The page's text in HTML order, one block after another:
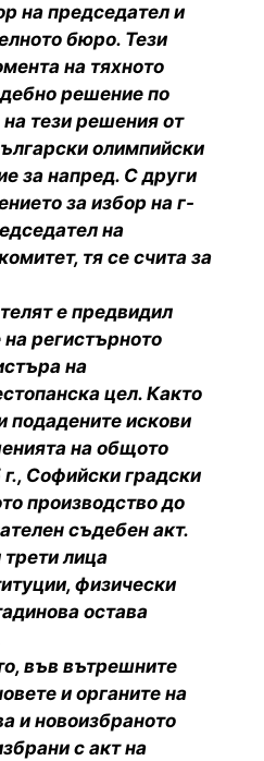
на председател и
бюро. Тези
на тяхното
решение по
тези решения от
олимпийски
за напред. С други
за избор на г-
на
тя се счита за
е предвидил
регистърното
на
цел. Както
подадените искови
на общото
Софийски градски
производство до
съдебен акт.
трети лица
физически
остава
във вътрешните
и органите на
и новоизбраното
с акт на